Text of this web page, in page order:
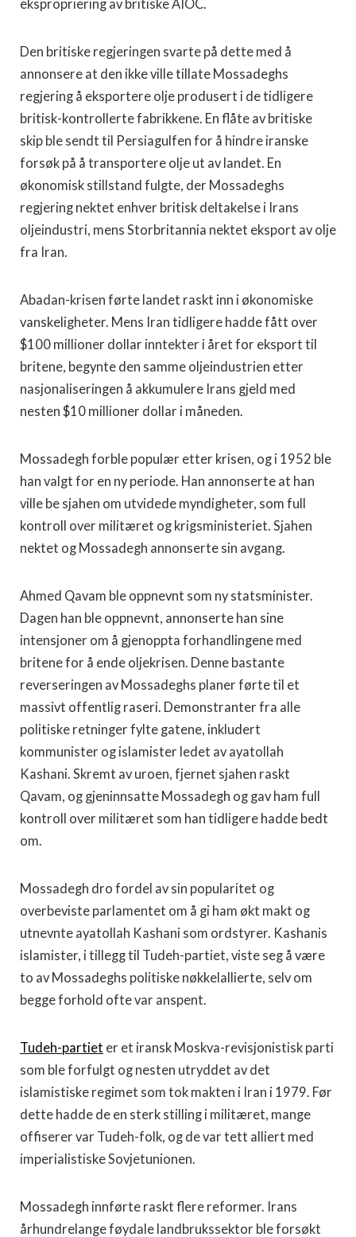
ekspropriering av britiske AIOC.
Den britiske regjeringen svarte på dette med å
annonsere at den ikke ville tillate Mossadeghs
regjering å eksportere olje produsert i de tidligere
britisk-kontrollerte fabrikkene. En flåte av britiske
skip ble sendt til Persiagulfen for å hindre iranske
forsøk på å transportere olje ut av landet. En
økonomisk stillstand fulgte, der Mossadeghs
regjering nektet enhver britisk deltakelse i Irans
oljeindustri, mens Storbritannia nektet eksport av olje
fra Iran.
Abadan-krisen førte landet raskt inn i økonomiske
vanskeligheter. Mens Iran tidligere hadde fått over
$100 millioner dollar inntekter i året for eksport til
britene, begynte den samme oljeindustrien etter
nasjonaliseringen å akkumulere Irans gjeld med
nesten $10 millioner dollar i måneden.
Mossadegh forble populær etter krisen, og i 1952 ble
han valgt for en ny periode. Han annonserte at han
ville be sjahen om utvidede myndigheter, som full
kontroll over militæret og krigsministeriet. Sjahen
nektet og Mossadegh annonserte sin avgang.
Ahmed Qavam ble oppnevnt som ny statsminister.
Dagen han ble oppnevnt, annonserte han sine
intensjoner om å gjenoppta forhandlingene med
britene for å ende oljekrisen. Denne bastante
reverseringen av Mossadeghs planer førte til et
massivt offentlig raseri. Demonstranter fra alle
politiske retninger fylte gatene, inkludert
kommunister og islamister ledet av ayatollah
Kashani. Skremt av uroen, fjernet sjahen raskt
Qavam, og gjeninnsatte Mossadegh og gav ham full
kontroll over militæret som han tidligere hadde bedt
om.
Mossadegh dro fordel av sin popularitet og
overbeviste parlamentet om å gi ham økt makt og
utnevnte ayatollah Kashani som ordstyrer. Kashanis
islamister, i tillegg til Tudeh-partiet, viste seg å være
to av Mossadeghs politiske nøkkelallierte, selv om
begge forhold ofte var anspent.
Tudeh-partiet er et iransk Moskva-revisjonistisk parti
som ble forfulgt og nesten utryddet av det
islamistiske regimet som tok makten i Iran i 1979. Før
dette hadde de en sterk stilling i militæret, mange
offiserer var Tudeh-folk, og de var tett alliert med
imperialistiske Sovjetunionen.
Mossadegh innførte raskt flere reformer. Irans
århundrelange føydale landbrukssektor ble forsøkt